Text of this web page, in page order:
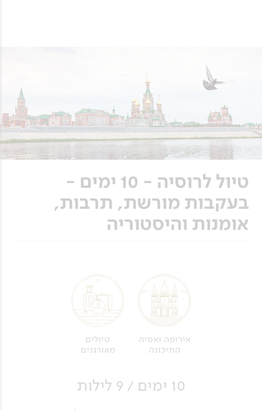
טיול לרוסיה - 10 ימים -
בעקבות מורשת, תרבות,
אומנות והיסטוריה
אירופה ואסיה
התיכונה
טיולים
מאורגנים
10 ימים / 9 לילות